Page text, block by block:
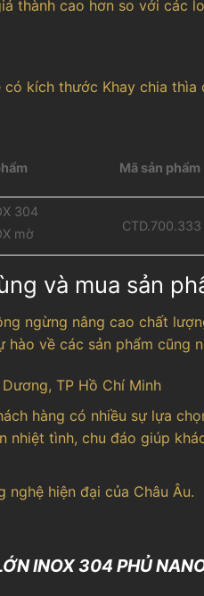
thành cao hơn so với các
kích thước Khay chia
Mã sản phẩm
304
mờ
CTD.700.333
và mua sản
ngừng nâng cao chất
về các sản phẩm cũng
TP Hồ Chí Minh
hàng có nhiều sự lựa
tình, chu đáo giúp
hiện đại của Châu Âu.
INOX 304 PHỦ